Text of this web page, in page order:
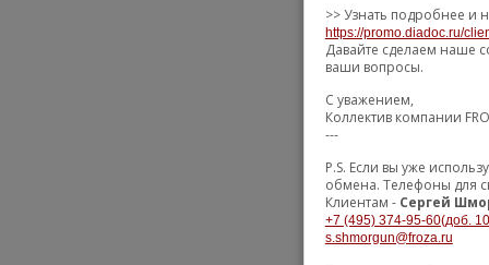
>> Узнать подробнее и
https://promo.diadoc.ru/
Давайте сделаем наше
ваши вопросы.
С уважением,
Коллектив компании
---
P.S. Если вы уже
обмена. Телефоны для
Клиентам - Сергей
+7 (495) 374-95-60(доб.
s.shmorgun@froza.ru